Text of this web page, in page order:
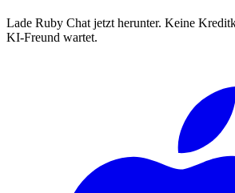
Lade Ruby Chat jetzt herunter. Keine
KI-Freund wartet.